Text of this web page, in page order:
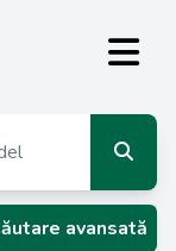
avansată